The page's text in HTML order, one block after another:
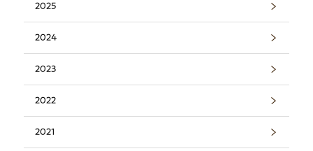
2025
2024
2023
2022
2021